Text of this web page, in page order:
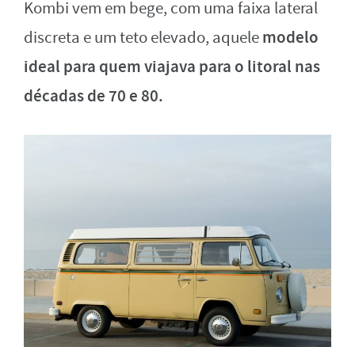
Kombi vem em bege, com uma faixa lateral
discreta e um teto elevado, aquelemodelo
ideal para quem viajava para o litoral nas
décadas de 70 e 80.